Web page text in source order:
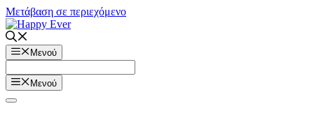
Μετάβαση σε περιεχόμενο
Μενού
Μενού